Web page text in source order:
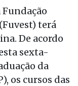
terá
De acordo
sexta-
da
os cursos das